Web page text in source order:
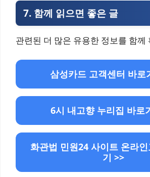
7. 함께 읽으면 좋은 글
관련된 더 많은 유용한 정보를 함께
삼성카드 고객센터 바로
6시 내고향 누리집 바로
화관법 민원24 사이트 온라
기 >>